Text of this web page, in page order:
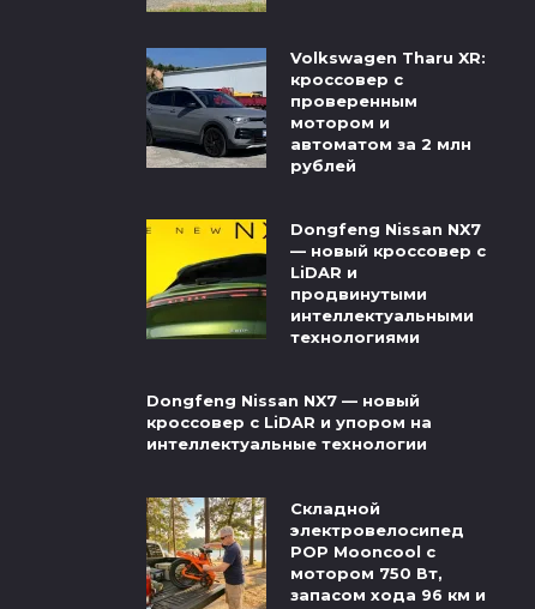
Volkswagen Tharu XR:
кроссовер с
проверенным
мотором и
автоматом за 2 млн
рублей
Dongfeng Nissan NX7
— новый кроссовер с
LiDAR и
продвинутыми
интеллектуальными
технологиями
Dongfeng Nissan NX7 — новый
кроссовер с LiDAR и упором на
интеллектуальные технологии
Складной
электровелосипед
POP Mooncool с
мотором 750 Вт,
запасом хода 96 км и